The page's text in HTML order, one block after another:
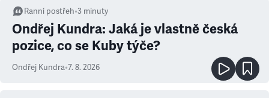
Ranní postřeh•3 minuty
Ondřej Kundra: Jaká je vlastně česká
pozice, co se Kuby týče?
Ondřej Kundra•7. 8. 2026